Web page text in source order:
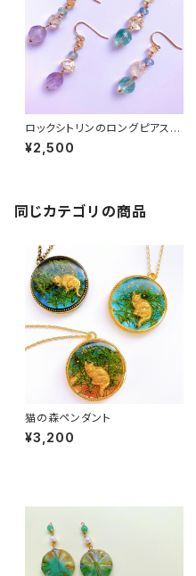
ロックシトリンのロングピアス
（一点もの）
¥2,500
同じカテゴリの商品
猫の森ペンダント
¥3,200